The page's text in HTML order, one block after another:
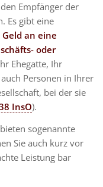
Empfänger der
Es gibt eine
an eine
oder
Ehegatte, Ihr
Personen in Ihrer
bei der sie
InsO).
sogenannte
Sie auch kurz vor
Leistung bar